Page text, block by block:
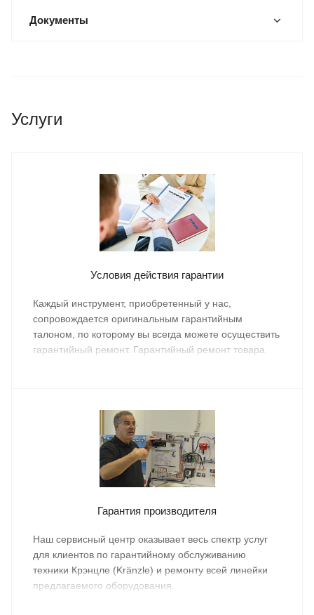
Документы
Услуги
Условия действия гарантии
Каждый инструмент, приобретенный у нас,
сопровождается оригинальным гарантийным
талоном, по которому вы всегда можете осуществить
гарантийный ремонт. Гарантийный ремонт товара
Гарантия производителя
Наш сервисный центр оказывает весь спектр услуг
для клиентов по гарантийному обслуживанию
техники Крэнцле (Kränzle) и ремонту всей линейки
предлагаемого оборудования.